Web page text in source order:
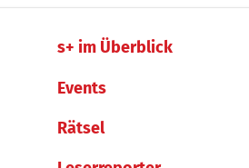
s+ im Überblick
Events
Rätsel